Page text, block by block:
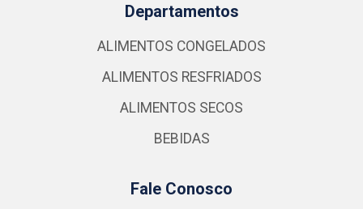
Departamentos
ALIMENTOS CONGELADOS
ALIMENTOS RESFRIADOS
ALIMENTOS SECOS
BEBIDAS
Fale Conosco